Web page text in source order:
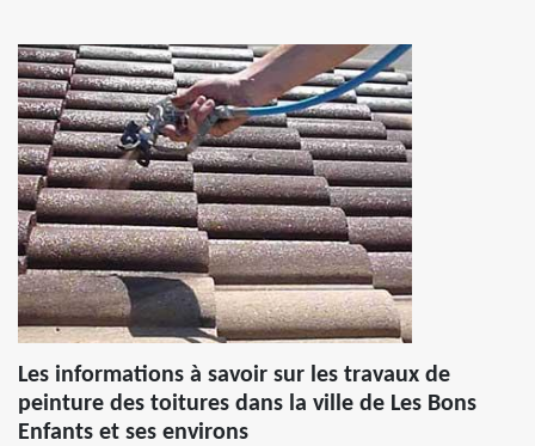
Les informations à savoir sur les travaux de
peinture des toitures dans la ville de Les Bons
Enfants et ses environs